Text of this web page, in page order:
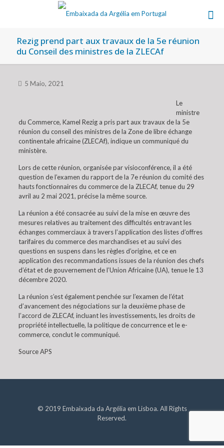
Rezig prend part aux travaux de la 5e réunion
du Conseil des ministres de la ZLECAf
5 Maio, 2021
Le
ministre
du Commerce, Kamel Rezig a pris part aux travaux de la 5e
réunion du conseil des ministres de la Zone de libre échange
continentale africaine (ZLECAf), indique un communiqué du
ministère.
Lors de cette réunion, organisée par visioconférence, il a été
question de l’examen du rapport de la 7e réunion du comité des
hauts fonctionnaires du commerce de la ZLECAf, tenue du 29
avril au 2 mai 2021, précise la même source.
La réunion a été consacrée au suivi de la mise en œuvre des
mesures relatives au traitement des difficultés entravant les
échanges commerciaux à travers l’application des listes d’offres
tarifaires du commerce des marchandises et au suivi des
questions en suspens dans les règles d’origine, et ce en
application des recommandations issues de la réunion des chefs
d’état et de gouvernement de l’Union Africaine (UA), tenue le 13
décembre 2020.
La réunion s’est également penchée sur l’examen de l’état
d’avancement des négociations sur la deuxième phase de
l’accord de ZLECAf, incluant les investissements, les droits de
propriété intellectuelle, la politique de concurrence et le e-
commerce, conclut le communiqué.
Source APS
© 2019 Embaixada da Argélia em Lisboa. All Rights
Reserved.